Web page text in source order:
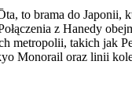
to brama do Japonii,
z Hanedy
metropolii, takich jak
Monorail oraz linii